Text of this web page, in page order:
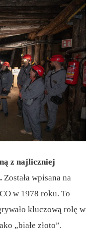
z najliczniej
Została wpisana na
w 1978 roku. To
kluczową rolę w
„białe złoto”.